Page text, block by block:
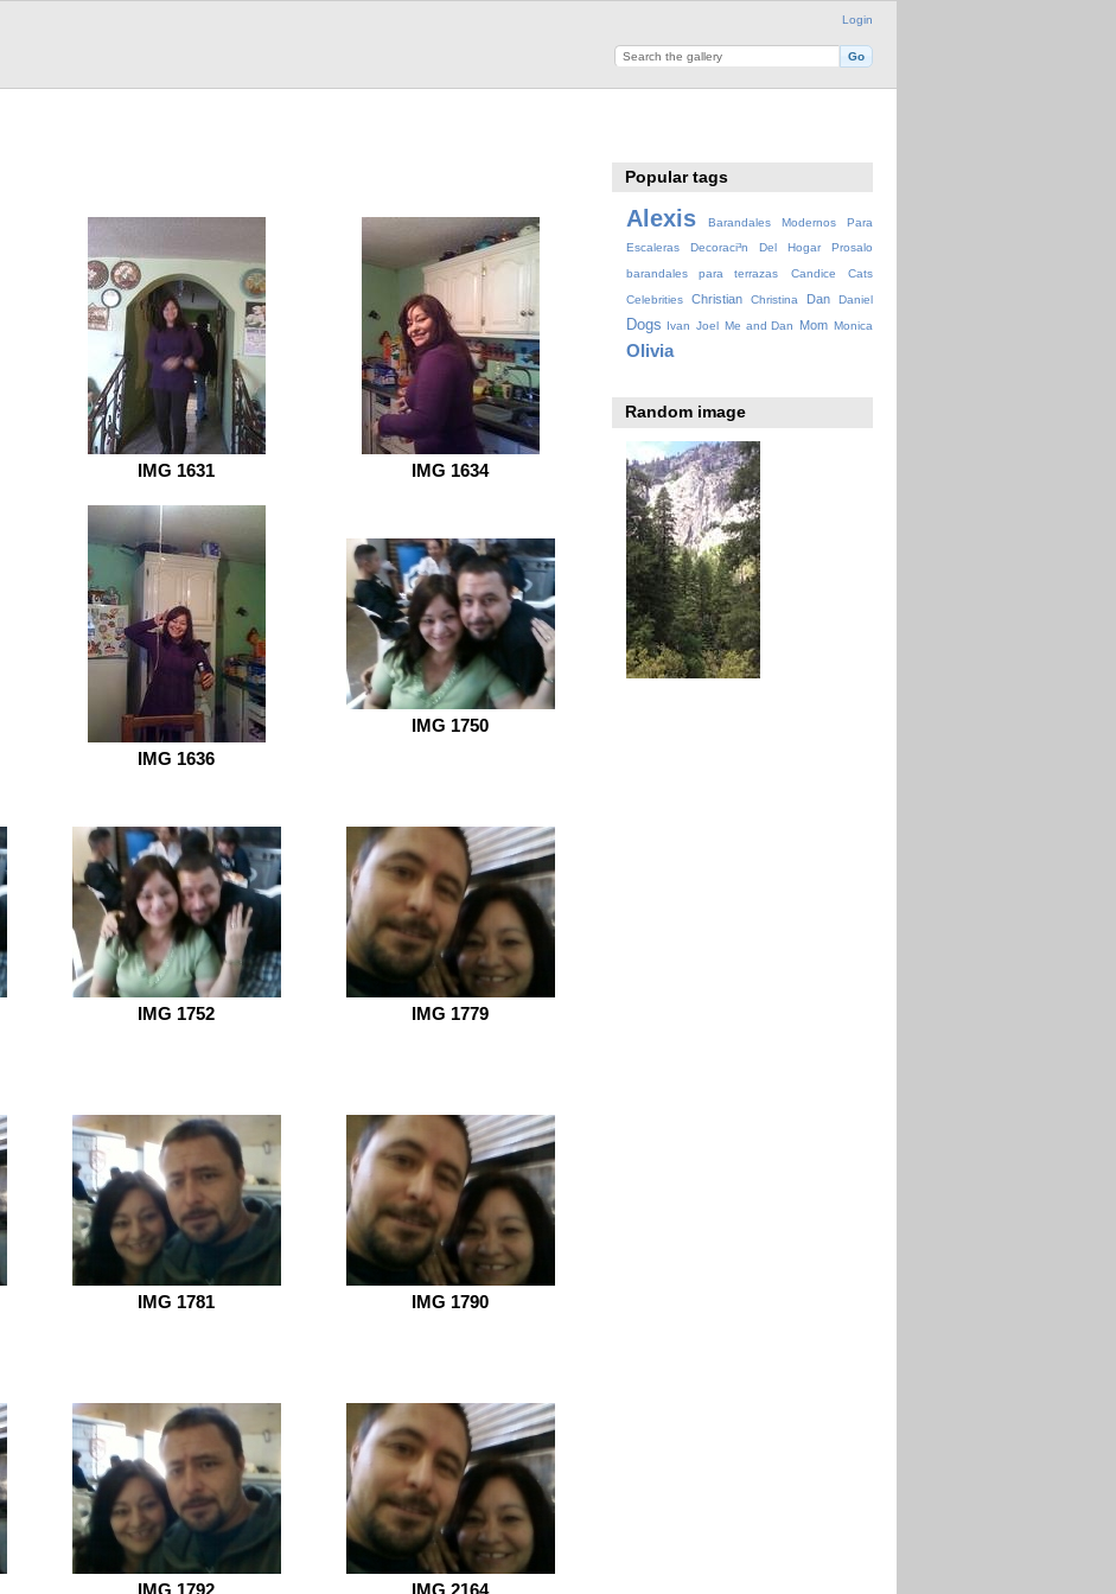
Login
IMG 1631 IMG 1634
IMG 1636
IMG 1750
IMG 1752 IMG 1779
IMG 1781 IMG 1790
IMG 1792 IMG 2164
Popular tags
Alexis
Barandales Modernos Para
Escaleras Decoraci³n Del Hogar Prosalo
barandales para terrazas
Candice
Cats
Celebrities
Christian Christina Dan Daniel
Dogs Ivan Joel Me and Dan Mom Monica
Olivia
Random image